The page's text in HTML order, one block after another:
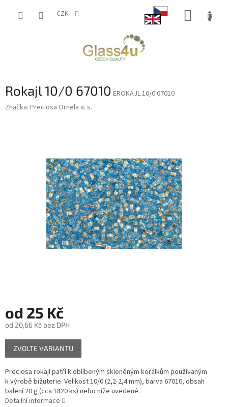
CZK
Rokajl 10/0 67010 EROKAJL 10/0 67010
Značka: Preciosa Ornela a. s.
od 25 Kč
od 20,66 Kč bez DPH
Měrná
cena:
ZVOLTE VARIANTU
Preciosa rokajl patří k oblíbeným skleněným korálkům používaným
k výrobě bižuterie. Velikost 10/0 (2,2-2,4 mm), barva 67010, obsah
balení 20 g (cca 1820 ks) nebo níže uvedené.
Detailní informace